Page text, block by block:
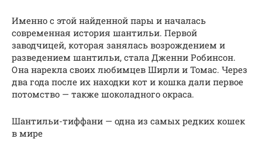
Именно с этой найденной пары и началась
современная история шантильи. Первой
заводчицей, которая занялась возрождением и
разведением шантильи, стала Дженни Робинсон.
Она нарекла своих любимцев Ширли и Томас. Через
два года после их находки кот и кошка дали первое
потомство — также шоколадного окраса.
Шантильи-тиффани — одна из самых редких кошек
в мире